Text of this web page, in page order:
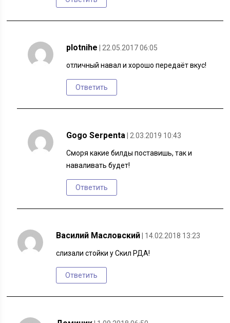
plotnihe | 22.05.2017 06:05
отличный навал и хорошо передаёт вкус!
Ответить
Gogo Serpenta | 2.03.2019 10:43
Сморя какие билды поставишь, так и
наваливать будет!
Ответить
Василий Масловский | 14.02.2018 13:23
слизали стойки у Скил РДА!
Ответить